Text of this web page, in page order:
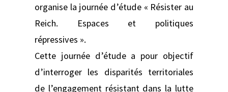
organise la journée d’étude « Résister au
Reich. Espaces et politiques
répressives ».
Cette journée d’étude a pour objectif
d’interroger les disparités territoriales
de l’engagement résistant dans la lutte